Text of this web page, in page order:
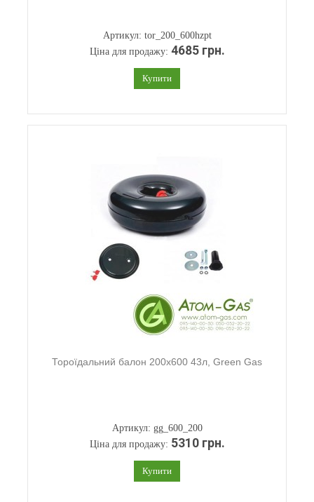
Артикул: tor_200_600hzpt
Ціна для продажу: 4685 грн.
Купити
Тороїдальний балон 200х600 43л, Green Gas
Артикул: gg_600_200
Ціна для продажу: 5310 грн.
Купити